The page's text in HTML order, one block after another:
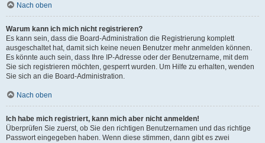
Nach oben
Warum kann ich mich nicht registrieren?
Es kann sein, dass die Board-Administration die Registrierung komplett
ausgeschaltet hat, damit sich keine neuen Benutzer mehr anmelden können.
Es könnte auch sein, dass Ihre IP-Adresse oder der Benutzername, mit dem
Sie sich registrieren möchten, gesperrt wurden. Um Hilfe zu erhalten, wenden
Sie sich an die Board-Administration.
Nach oben
Ich habe mich registriert, kann mich aber nicht anmelden!
Überprüfen Sie zuerst, ob Sie den richtigen Benutzernamen und das richtige
Passwort eingegeben haben. Wenn diese stimmen, dann gibt es zwei